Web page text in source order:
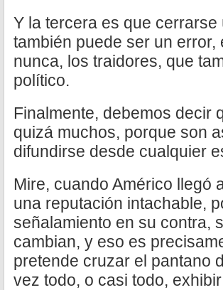
Y la tercera es que
también puede ser un
nunca, los traidores, que
político.
Finalmente, debemos decir
quizá muchos, porque son
difundirse desde cualquier
Mire, cuando Américo llegó
una reputación intachable,
señalamiento en su contra,
cambian, y eso es
pretende cruzar el pantano
vez todo, o casi todo,